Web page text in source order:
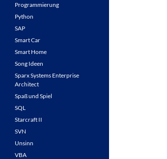
Programmierung
Python
SAP
Smart Car
Smart Home
Song Ideen
Sparx Systems Enterprise
Architect
Spaß und Spiel
SQL
Starcraft II
SVN
Unsinn
VBA